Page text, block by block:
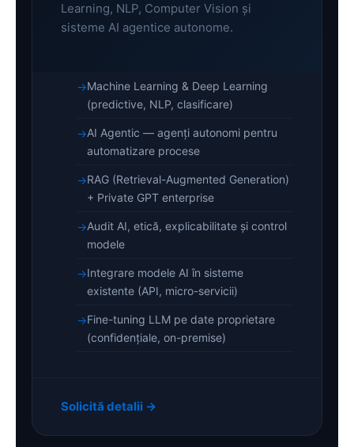
Learning, NLP, Computer Vision și
sisteme AI agentice autonome.
Machine Learning & Deep Learning
(predictive, NLP, clasificare)
AI Agentic — agenți autonomi pentru
automatizare procese
RAG (Retrieval-Augmented Generation)
+ Private GPT enterprise
Audit AI, etică, explicabilitate și control
modele
Integrare modele AI în sisteme
existente (API, micro-servicii)
Fine-tuning LLM pe date proprietare
(confidențiale, on-premise)
Solicită detalii →